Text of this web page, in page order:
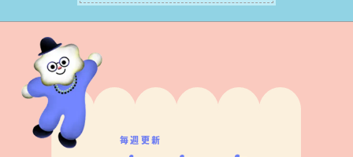
変えましょう。
毎週更新